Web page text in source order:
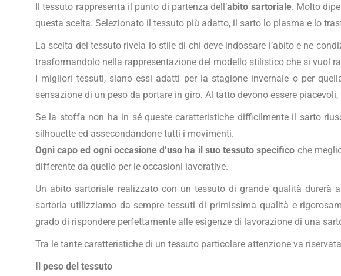
Il tessuto rappresenta il punto di partenza dell’abito sartoriale. Molto
questa scelta. Selezionato il tessuto più adatto, il sarto lo plasma e lo
La scelta del tessuto rivela lo stile di chi deve indossare l’abito e ne
trasformandolo nella rappresentazione del modello stilistico che si vuol
I migliori tessuti, siano essi adatti per la stagione invernale o per
sensazione di un peso da portare in giro. Al tatto devono essere
Se la stoffa non ha in sé queste caratteristiche difficilmente il sarto
silhouette ed assecondandone tutti i movimenti.
Ogni capo ed ogni occasione d’uso ha il suo tessuto specifico che
differente da quello per le occasioni lavorative.
Un abito sartoriale realizzato con un tessuto di grande qualità durerà
sartoria utilizziamo da sempre tessuti di primissima qualità e
grado di rispondere perfettamente alle esigenze di lavorazione di una
Tra le tante caratteristiche di un tessuto particolare attenzione va
Il peso del tessuto